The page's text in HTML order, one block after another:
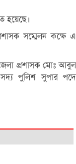
হয়েছে।
সম্মেলন কক্ষে এ
প্রশাসক মোঃ আবুল
পুলিশ সুপার পদে